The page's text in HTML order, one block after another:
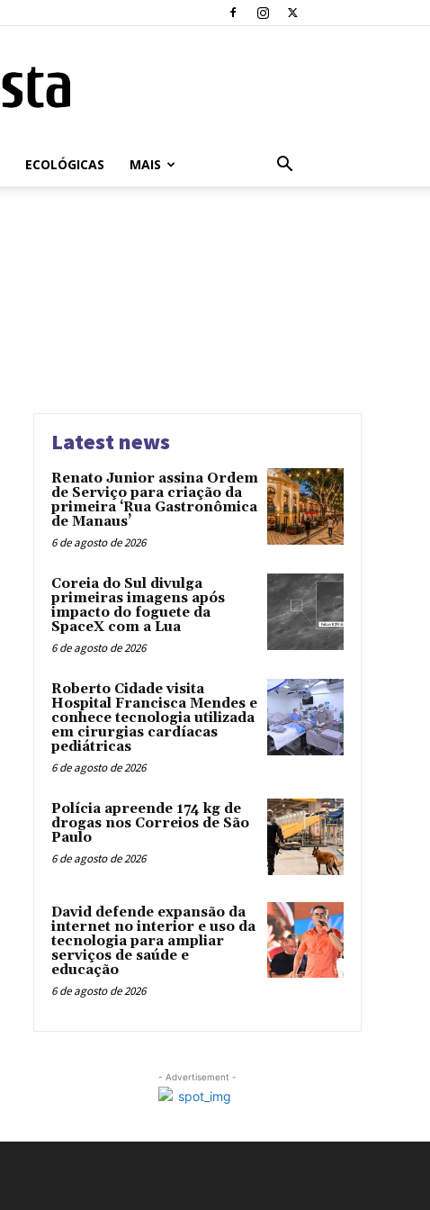
ECOLÓGICAS MAIS
Latest news
Renato Junior assina Ordem
de Serviço para criação da
primeira ‘Rua Gastronômica
de Manaus’
6 de agosto de 2026
Coreia do Sul divulga
primeiras imagens após
impacto do foguete da
SpaceX com a Lua
6 de agosto de 2026
Roberto Cidade visita
Hospital Francisca Mendes e
conhece tecnologia utilizada
em cirurgias cardíacas
pediátricas
6 de agosto de 2026
Polícia apreende 174 kg de
drogas nos Correios de São
Paulo
6 de agosto de 2026
David defende expansão da
internet no interior e uso da
tecnologia para ampliar
serviços de saúde e
educação
6 de agosto de 2026
- Advertisement -